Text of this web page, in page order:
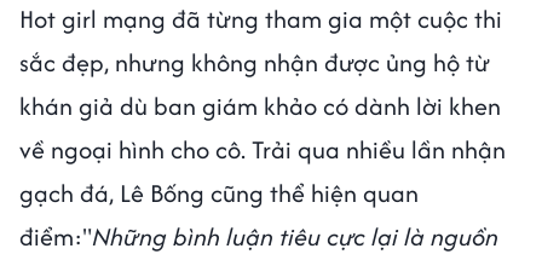
Hot girl mạng đã từng tham gia một cuộc thi
sắc đẹp, nhưng không nhận được ủng hộ từ
khán giả dù ban giám khảo có dành lời khen
về ngoại hình cho cô. Trải qua nhiều lần nhận
gạch đá, Lê Bống cũng thể hiện quan
điểm:"Những bình luận tiêu cực lại là nguồn